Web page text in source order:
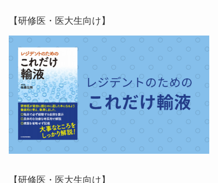
【研修医・医大生向け】
【研修医・医大生向け】